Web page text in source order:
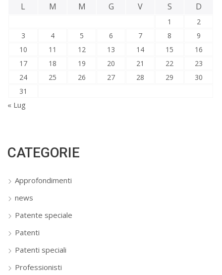
L M M G V S D
1
2
3
4 5 6 7 8
9
10
11 12 13 14 15
16
17
18 19 20 21 22
23
24
25 26 27 28 29
30
31
« Lug
CATEGORIE
Approfondimenti
news
Patente speciale
Patenti
Patenti speciali
Professionisti